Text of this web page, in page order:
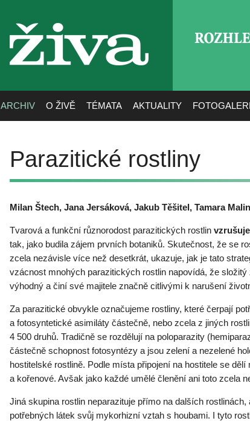
živa
ARCHIV O ŽIVĚ TÉMATA AKTUALITY
Parazitické rostliny
Milan Štech, Jana Jersáková, Jakub Těšitel, Tamara
Tvarová a funkční různorodost parazitických rostlin vzrušuje
tak, jako budila zájem prvních botaniků. Skutečnost, že se
zcela nezávisle více než desetkrát, ukazuje, jak je tato
vzácnost mnohých parazitických rostlin napovídá, že
výhodný a činí své majitele značně citlivými k narušení
Za parazitické obvykle označujeme rostliny, které čerpají
a fotosyntetické asimiláty částečně, nebo zcela z jiných
4 500 druhů. Tradičně se rozdělují na poloparazity
částečně schopnost fotosyntézy a jsou zelení a nezelené
hostitelské rostlině. Podle místa připojení na hostitele se
a kořenové. Avšak jako každé umělé členění ani toto zcela
Jiná skupina rostlin neparazituje přímo na dalších
potřebných látek svůj mykorhizní vztah s houbami. I tyto